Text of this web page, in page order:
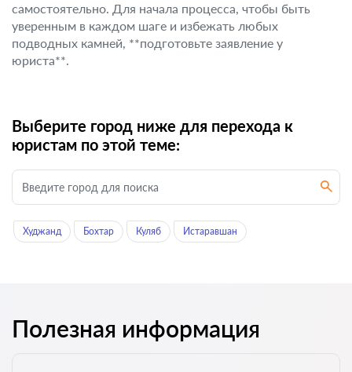
самостоятельно. Для начала процесса, чтобы быть
уверенным в каждом шаге и избежать любых
подводных камней, **подготовьте заявление у
юриста**.
Выберите город ниже для перехода к
юристам по этой теме:
Худжанд Бохтар Куляб Истаравшан
Полезная информация